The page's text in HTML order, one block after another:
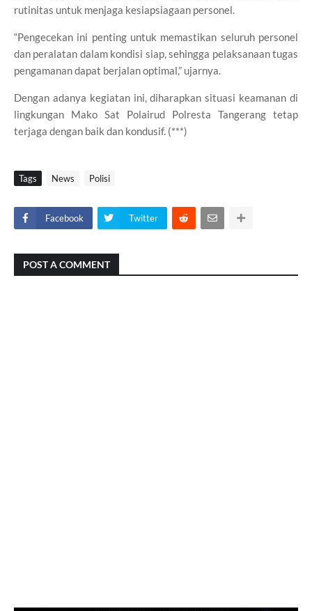
rutinitas untuk menjaga kesiapsiagaan personel.
“Pengecekan ini penting untuk memastikan seluruh personel
dan peralatan dalam kondisi siap, sehingga pelaksanaan tugas
pengamanan dapat berjalan optimal,” ujarnya.
Dengan adanya kegiatan ini, diharapkan situasi keamanan di
lingkungan Mako Sat Polairud Polresta Tangerang tetap
terjaga dengan baik dan kondusif. (***)
Tags News Polisi
Facebook Twitter
POST A COMMENT